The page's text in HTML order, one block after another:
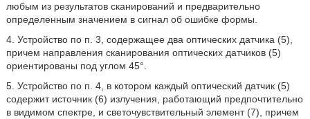
любым из результатов сканирований и предварительно
определенным значением в сигнал об ошибке формы.
4. Устройство по п. 3, содержащее два оптических датчика (5),
причем направления сканирования оптических датчиков (5)
ориентированы под углом 45°.
5. Устройство по п. 4, в котором каждый оптический датчик (5)
содержит источник (6) излучения, работающий предпочтительно
в видимом спектре, и светочувствительный элемент (7), причем